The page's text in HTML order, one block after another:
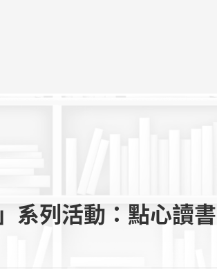
系列活動：點心讀